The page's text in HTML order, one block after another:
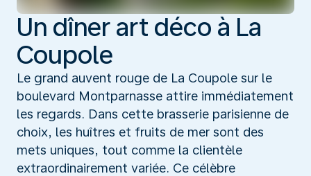
Un dîner art déco à La
Coupole
Le grand auvent rouge de La Coupole sur le
boulevard Montparnasse attire immédiatement
les regards. Dans cette brasserie parisienne de
choix, les huîtres et fruits de mer sont des
mets uniques, tout comme la clientèle
extraordinairement variée. Ce célèbre